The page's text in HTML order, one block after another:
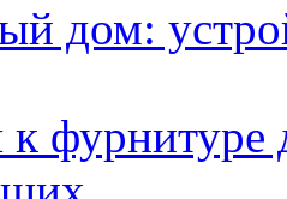
дом:
фурнитуре